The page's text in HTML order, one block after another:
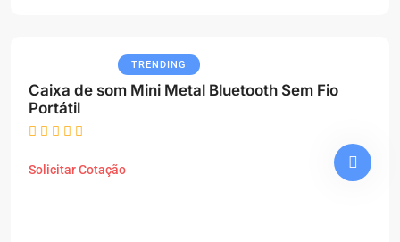
TRENDING
Caixa de som Mini Metal Bluetooth Sem Fio
Portátil
Solicitar Cotação